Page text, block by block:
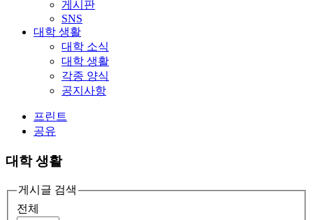
게시판
SNS
대학 생활
대학 소식
대학 생활
각종 양식
공지사항
프린트
공유
대학 생활
게시글 검색
전체